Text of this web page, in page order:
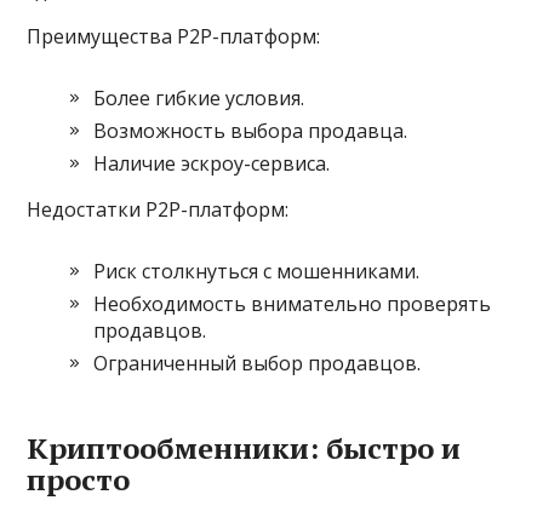
Преимущества P2P-платформ:
Более гибкие условия.
Возможность выбора продавца.
Наличие эскроу-сервиса.
Недостатки P2P-платформ:
Риск столкнуться с мошенниками.
Необходимость внимательно проверять
продавцов.
Ограниченный выбор продавцов.
Криптообменники: быстро и
просто